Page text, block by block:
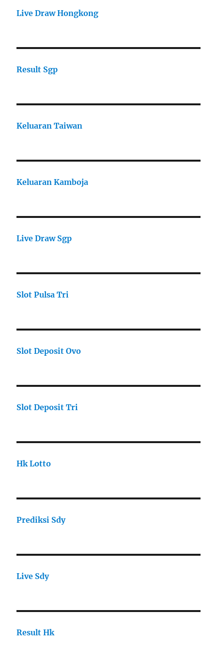
Live Draw Hongkong
Result Sgp
Keluaran Taiwan
Keluaran Kamboja
Live Draw Sgp
Slot Pulsa Tri
Slot Deposit Ovo
Slot Deposit Tri
Hk Lotto
Prediksi Sdy
Live Sdy
Result Hk